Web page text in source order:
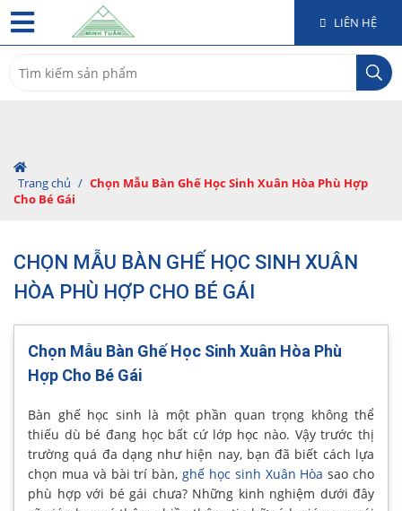
LIÊN HỆ
for:
Trang chủ / Chọn Mẫu Bàn Ghế Học Sinh Xuân Hòa Phù Hợp
Cho Bé Gái
CHỌN MẪU BÀN GHẾ HỌC SINH XUÂN
HÒA PHÙ HỢP CHO BÉ GÁI
Chọn Mẫu Bàn Ghế Học Sinh Xuân Hòa Phù
Hợp Cho Bé Gái
Bàn ghế học sinh là một phần quan trọng không thể
thiếu dù bé đang học bất cứ lớp học nào. Vậy trước thị
trường quá đa dạng như hiện nay, bạn đã biết cách lựa
chọn mua và bài trí bàn, ghế học sinh Xuân Hòa sao cho
phù hợp với bé gái chưa? Những kinh nghiệm dưới đây